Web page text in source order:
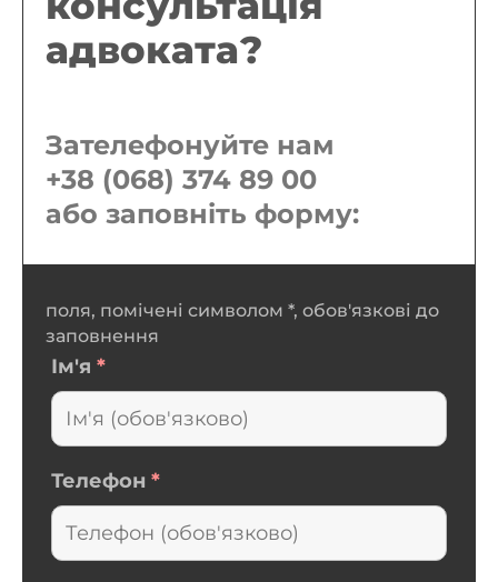
адвоката?
Зателефонуйте нам
+38 (068) 374 89 00
або заповніть форму:
поля, помічені символом *, обов'язкові до
заповнення
Ім'я *
Телефон *